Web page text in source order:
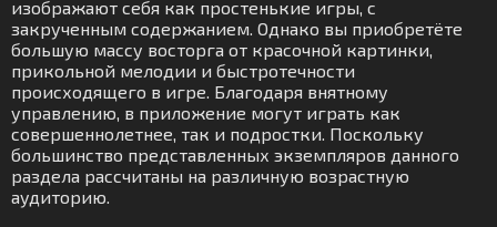
изображают себя как простенькие игры, с
закрученным содержанием. Однако вы приобретёте
большую массу восторга от красочной картинки,
прикольной мелодии и быстротечности
происходящего в игре. Благодаря внятному
управлению, в приложение могут играть как
совершеннолетнее, так и подростки. Поскольку
большинство представленных экземпляров данного
раздела рассчитаны на различную возрастную
аудиторию.